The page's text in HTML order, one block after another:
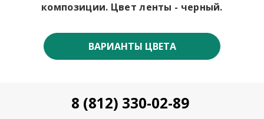
композиции. Цвет ленты - черный.
ВАРИАНТЫ ЦВЕТА
8 (812) 330-02-89